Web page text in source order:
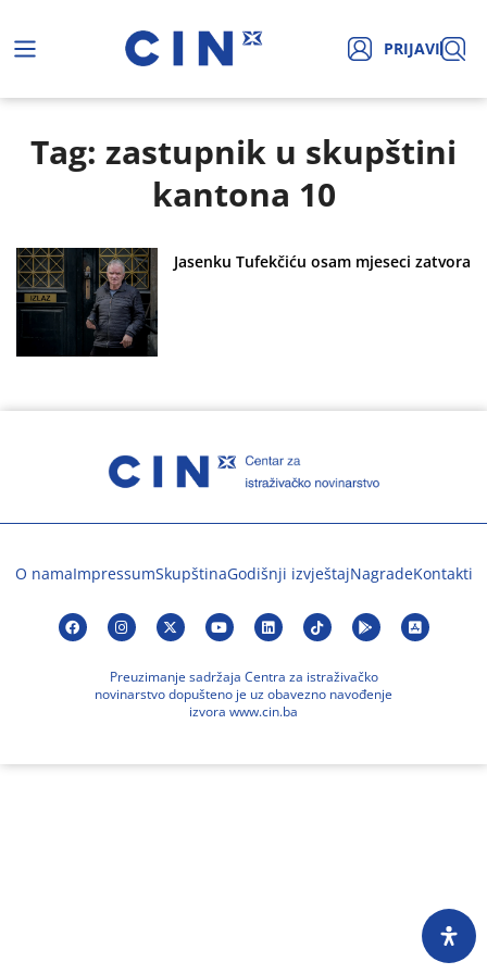
PRIJAVI
Tag: zastupnik u skupštini
kantona 10
Jasenku Tufekčiću osam mjeseci zatvora
O namaImpressumSkupštinaGodišnji izvještajNagradeKontakti
Preuzimanje sadržaja Centra za istraživačko
novinarstvo dopušteno je uz obavezno navođenje
izvora www.cin.ba